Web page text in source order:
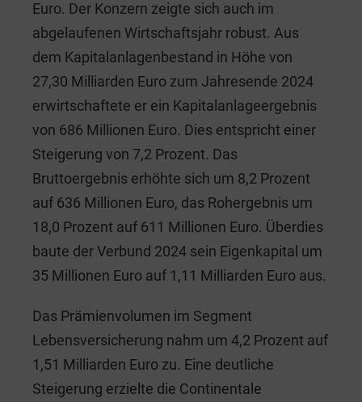
o
o
k
n
Euro. Der Konzern zeigte sich auch im
abgelaufenen Wirtschaftsjahr robust. Aus
dem Kapitalanlagenbestand in Höhe von
27,30 Milliarden Euro zum Jahresende 2024
erwirtschaftete er ein Kapitalanlageergebnis
von 686 Millionen Euro. Dies entspricht einer
Steigerung von 7,2 Prozent. Das
Bruttoergebnis erhöhte sich um 8,2 Prozent
auf 636 Millionen Euro, das Rohergebnis um
18,0 Prozent auf 611 Millionen Euro. Überdies
baute der Verbund 2024 sein Eigenkapital um
35 Millionen Euro auf 1,11 Milliarden Euro aus.
Das Prämienvolumen im Segment
Lebensversicherung nahm um 4,2 Prozent auf
1,51 Milliarden Euro zu. Eine deutliche
Steigerung erzielte die Continentale